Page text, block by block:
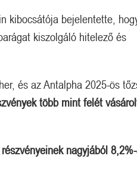
kibocsátója bejelentette,
kiszolgáló hitelező és
és az Antalpha 2025-ös
több mint felét
nagyjából